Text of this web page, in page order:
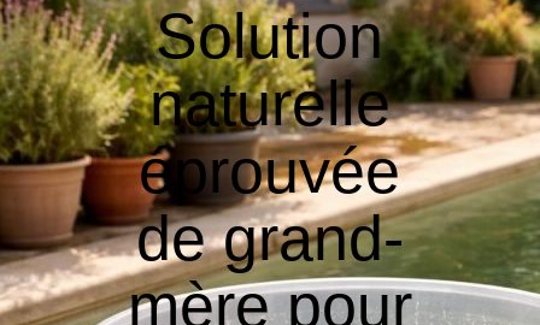
Solution
naturelle
éprouvée
de grand-
mère pour